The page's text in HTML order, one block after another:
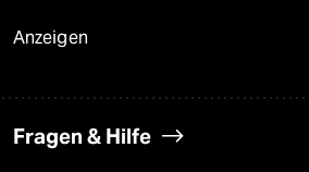
Anzeigen
Fragen & Hilfe